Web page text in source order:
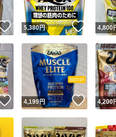
Yahoo!フ
安心取引
いいね！
5,380円 いいね
4,800
いいね！
4,199円 いいね
4,200